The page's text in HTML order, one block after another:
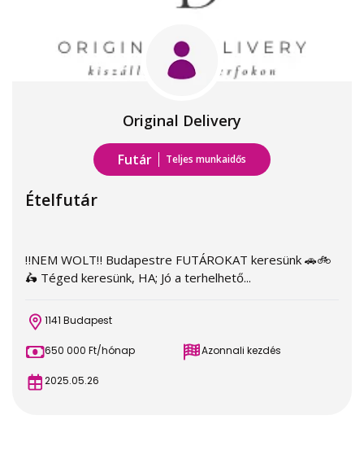
Original Delivery
Futár Teljes munkaidős
Ételfutár
‼️NEM WOLT‼️ Budapestre FUTÁROKAT keresünk 🚗🚲
🛵 Téged keresünk, HA; Jó a terhelhető...
1141 Budapest
650 000 Ft/hónap Azonnali kezdés
2025.05.26